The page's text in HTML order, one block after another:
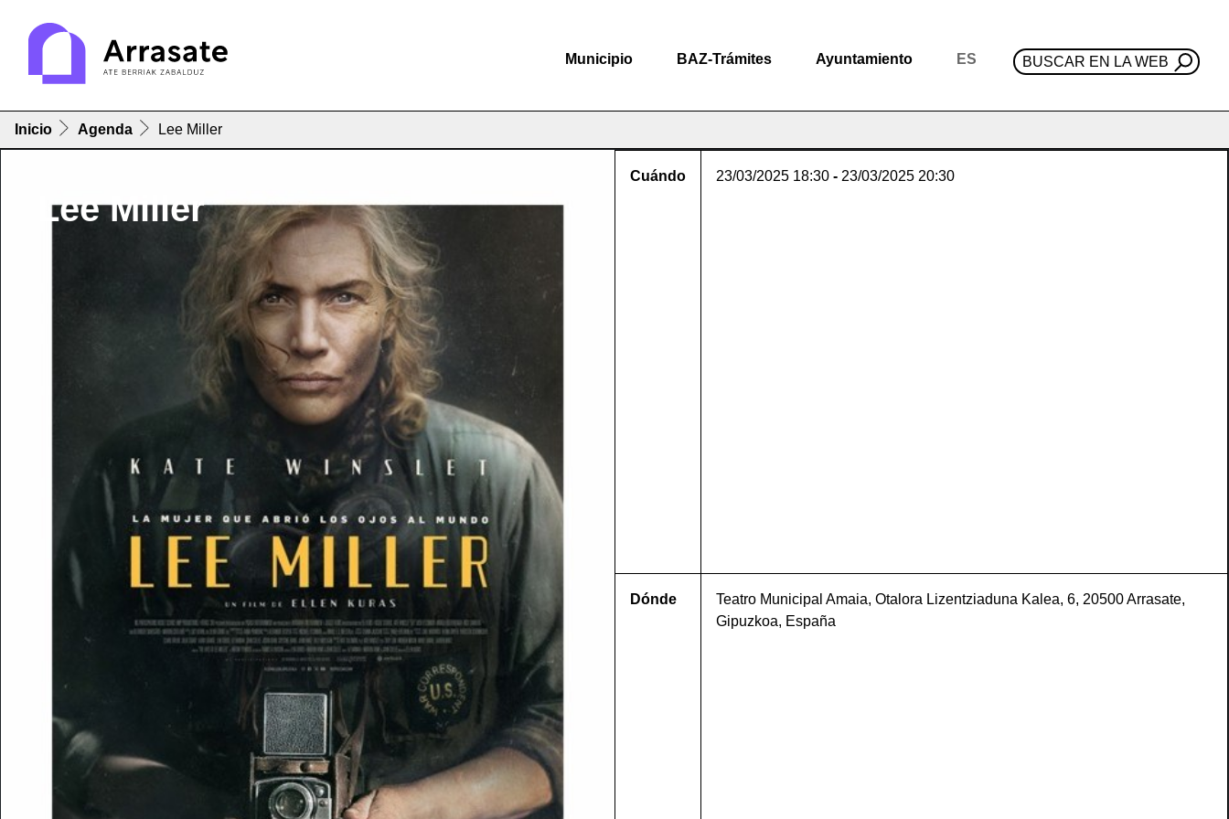
Municipio BAZ-Trámites Ayuntamiento ES BUSCAR EN LA WEB
Inicio Agenda Lee Miller
Lee Miller
Cuándo 23/03/2025 18:30 - 23/03/2025 20:30
Dónde
Teatro Municipal Amaia, Otalora Lizentziaduna Kalea, 6, 20500 Arrasate,
Gipuzkoa, España